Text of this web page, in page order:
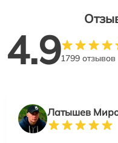
4.91799 отзывов
Латышев